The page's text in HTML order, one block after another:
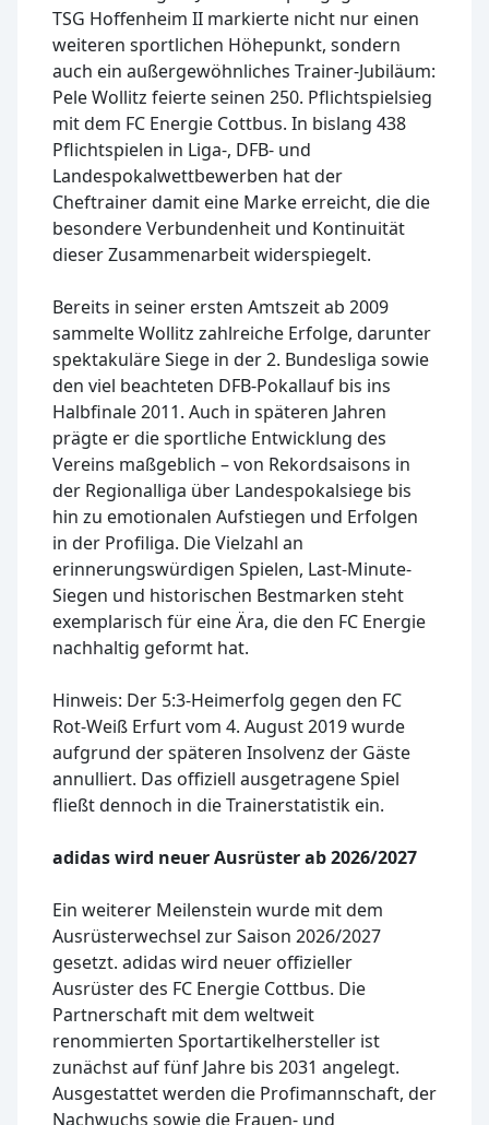
TSG Hoffenheim II markierte nicht nur einen
weiteren sportlichen Höhepunkt, sondern
auch ein außergewöhnliches Trainer-Jubiläum:
Pele Wollitz feierte seinen 250. Pflichtspielsieg
mit dem FC Energie Cottbus. In bislang 438
Pflichtspielen in Liga-, DFB- und
Landespokalwettbewerben hat der
Cheftrainer damit eine Marke erreicht, die die
besondere Verbundenheit und Kontinuität
dieser Zusammenarbeit widerspiegelt.
Bereits in seiner ersten Amtszeit ab 2009
sammelte Wollitz zahlreiche Erfolge, darunter
spektakuläre Siege in der 2. Bundesliga sowie
den viel beachteten DFB-Pokallauf bis ins
Halbfinale 2011. Auch in späteren Jahren
prägte er die sportliche Entwicklung des
Vereins maßgeblich – von Rekordsaisons in
der Regionalliga über Landespokalsiege bis
hin zu emotionalen Aufstiegen und Erfolgen
in der Profiliga. Die Vielzahl an
erinnerungswürdigen Spielen, Last-Minute-
Siegen und historischen Bestmarken steht
exemplarisch für eine Ära, die den FC Energie
nachhaltig geformt hat.
Hinweis: Der 5:3-Heimerfolg gegen den FC
Rot-Weiß Erfurt vom 4. August 2019 wurde
aufgrund der späteren Insolvenz der Gäste
annulliert. Das offiziell ausgetragene Spiel
fließt dennoch in die Trainerstatistik ein.
adidas wird neuer Ausrüster ab 2026/2027
Ein weiterer Meilenstein wurde mit dem
Ausrüsterwechsel zur Saison 2026/2027
gesetzt. adidas wird neuer offizieller
Ausrüster des FC Energie Cottbus. Die
Partnerschaft mit dem weltweit
renommierten Sportartikelhersteller ist
zunächst auf fünf Jahre bis 2031 angelegt.
Ausgestattet werden die Profimannschaft, der
Nachwuchs sowie die Frauen- und